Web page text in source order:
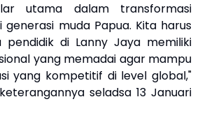
utama dalam transformasi
muda Papua. Kita harus
pendidik di Lanny Jaya memiliki
yang memadai agar mampu
yang kompetitif di level global,"
seladsa 13 Januari